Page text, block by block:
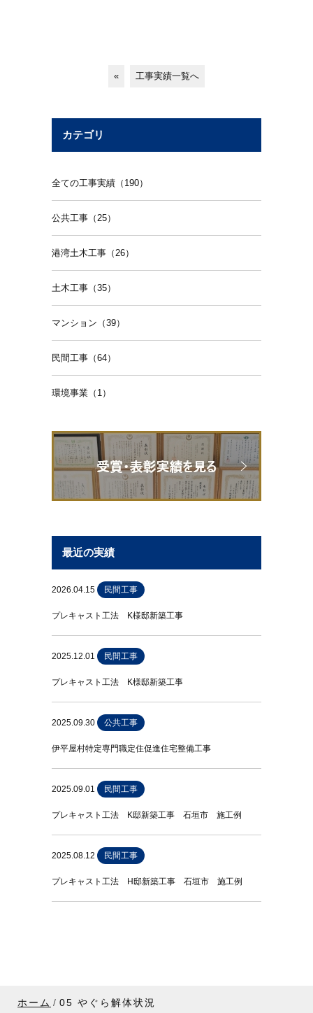
« 工事実績一覧へ
カテゴリ
全ての工事実績（190）
公共工事（25）
港湾土木工事（26）
土木工事（35）
マンション（39）
民間工事（64）
環境事業（1）
最近の実績
2026.04.15 民間工事
プレキャスト工法 K様邸新築工事
2025.12.01 民間工事
プレキャスト工法 K様邸新築工事
2025.09.30 公共工事
伊平屋村特定専門職定住促進住宅整備工事
2025.09.01 民間工事
プレキャスト工法 K邸新築工事 石垣市 施工例
2025.08.12 民間工事
プレキャスト工法 H邸新築工事 石垣市 施工例
ホーム 05 やぐら解体状況